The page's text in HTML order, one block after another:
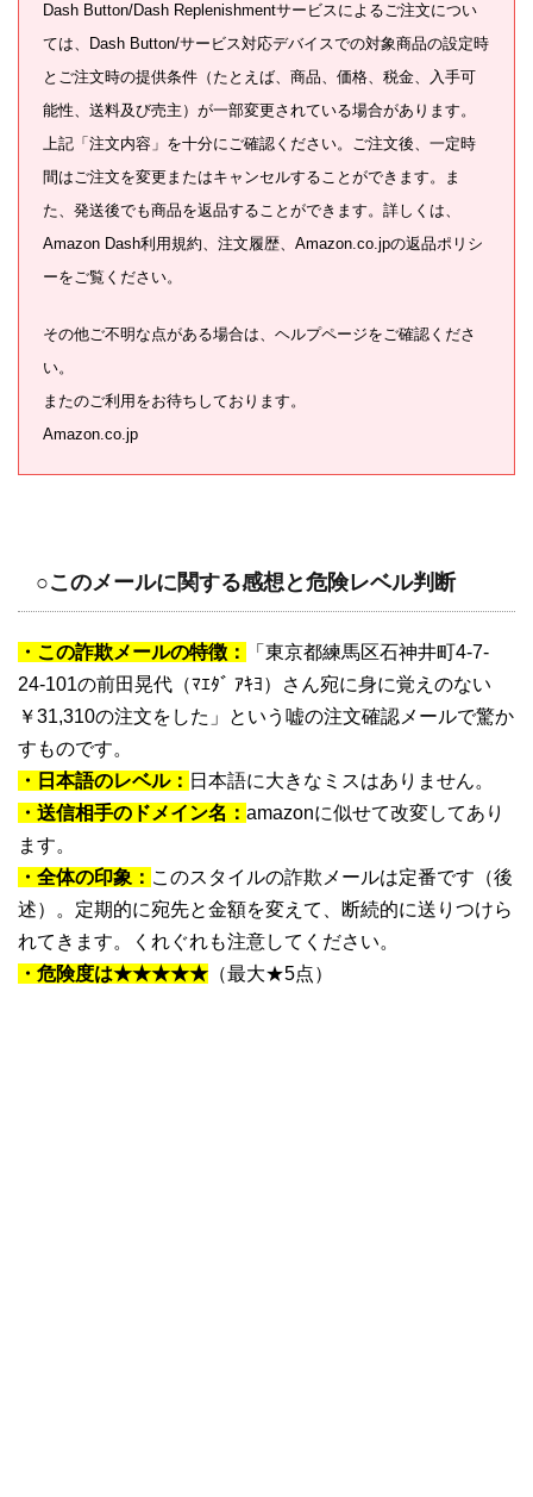
Dash Button/Dash Replenishmentサービスによるご注文につい
ては、Dash Button/サービス対応デバイスでの対象商品の設定時
とご注文時の提供条件（たとえば、商品、価格、税金、入手可
能性、送料及び売主）が一部変更されている場合があります。
上記「注文内容」を十分にご確認ください。ご注文後、一定時
間はご注文を変更またはキャンセルすることができます。ま
た、発送後でも商品を返品することができます。詳しくは、
Amazon Dash利用規約、注文履歴、Amazon.co.jpの返品ポリシ
ーをご覧ください。
その他ご不明な点がある場合は、ヘルプページをご確認くださ
い。
またのご利用をお待ちしております。
Amazon.co.jp
○このメールに関する感想と危険レベル判断
・この詐欺メールの特徴：
「東京都練馬区石神井町4-7-
24-101の前田晃代（ﾏｴﾀﾞ ｱｷﾖ）さん宛に身に覚えのない
￥31,310の注文をした」という嘘の注文確認メールで驚か
すものです。
・日本語のレベル： 日本語に大きなミスはありません。
・送信相手のドメイン名： amazonに似せて改変してあり
ます。
・全体の印象： このスタイルの詐欺メールは定番です（後
述）。定期的に宛先と金額を変えて、断続的に送りつけら
れてきます。くれぐれも注意してください。
・危険度は★★★★★ （最大★5点）